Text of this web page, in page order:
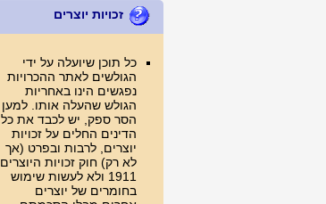
זכויות יוצרים
כל תוכן שיועלה על ידי
הגולשים לאתר ההכרויות
נפגשים הינו באחריות
הגולש שהעלה אותו. למען
הסר ספק, יש לכבד את כל
הדינים החלים על זכויות
יוצרים, לרבות ובפרט (אך
לא רק) חוק זכויות היוצרים
1911 ולא לעשות שימוש
בחומרים של יוצרים